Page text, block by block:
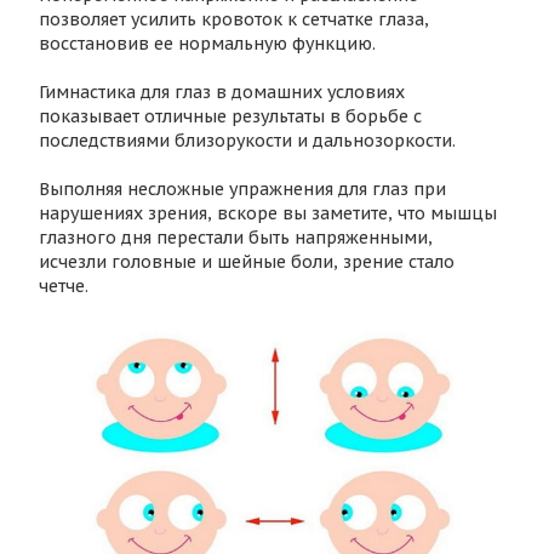
позволяет усилить кровоток к сетчатке глаза,
восстановив ее нормальную функцию.
Гимнастика для глаз в домашних условиях
показывает отличные результаты в борьбе с
последствиями близорукости и дальнозоркости.
Выполняя несложные упражнения для глаз при
нарушениях зрения, вскоре вы заметите, что мышцы
глазного дня перестали быть напряженными,
исчезли головные и шейные боли, зрение стало
четче.